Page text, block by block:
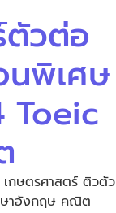
วต่อ
พิเศษ
Toeic
กษตรศาสตร์ ติวตัว
ษาอังกฤษ คณิต